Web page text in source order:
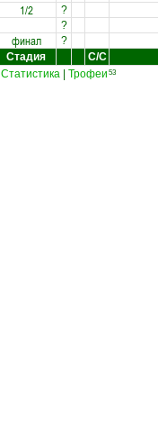
1/2 ?
?
финал
?
Стадия
С/С
Статистика Трофеи 53